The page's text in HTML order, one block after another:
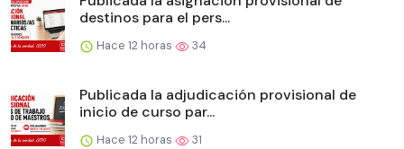
destinos para el pers...
Hace 12 horas 34
Publicada la adjudicación provisional de
inicio de curso par...
Hace 12 horas 31